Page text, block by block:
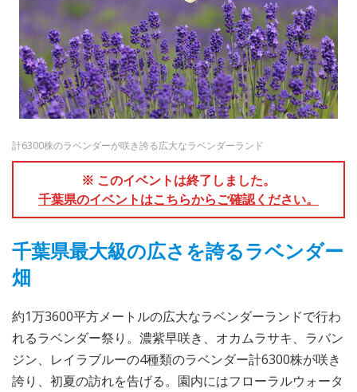
計6300株のラベンダーが咲き誇る広大なラベンダーランド
※ このイベントは終了しました。
千葉県のイベントはこちらからご確認ください。
千葉県最大級の広さを誇るラベンダー
畑
約1万3600平方メートルの広大なラベンダーランドで行わ
れるラベンダー祭り。濃紫早咲き、オカムラサキ、ラバン
ジン、レイラブルーの4種類のラベンダー計6300株が咲き
誇り、初夏の訪れを告げる。園内にはフローラルウォータ